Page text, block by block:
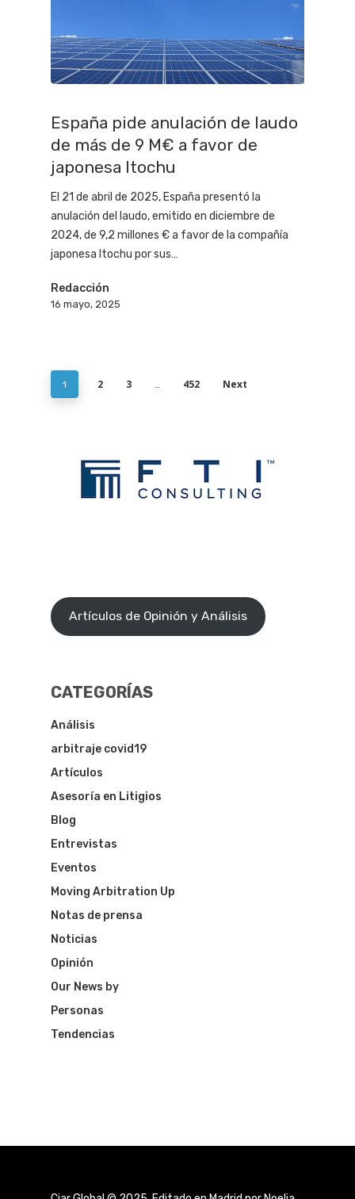
España pide anulación de laudo
de más de 9 M€ a favor de
japonesa Itochu
El 21 de abril de 2025, España presentó la
anulación del laudo, emitido en diciembre de
2024, de 9,2 millones € a favor de la compañía
japonesa Itochu por sus…
Redacción
16 mayo, 2025
1 2 3 … 452 Next
Artículos de Opinión y Análisis
CATEGORÍAS
Análisis
arbitraje covid19
Artículos
Asesoría en Litigios
Blog
Entrevistas
Eventos
Moving Arbitration Up
Notas de prensa
Noticias
Opinión
Our News by
Personas
Tendencias